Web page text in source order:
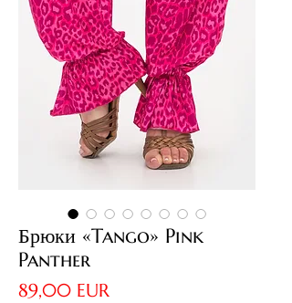
Брюки «Tango» Pink
Panther
89,00 EUR